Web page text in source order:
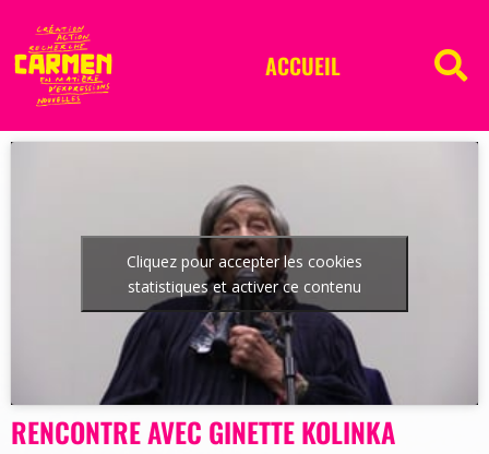
ACCUEIL
Cliquez pour accepter les cookies
statistiques et activer ce contenu
RENCONTRE AVEC GINETTE KOLINKA